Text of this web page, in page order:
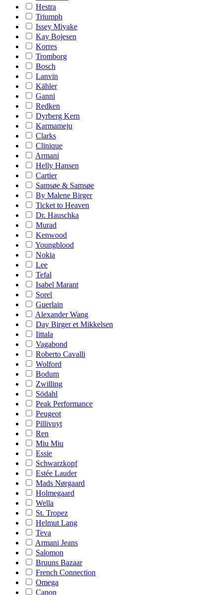
Hestra
Triumph
Issey Miyake
Kay Bojesen
Korres
Tromborg
Bosch
Lanvin
Kähler
Ganni
Redken
Dyrberg Kern
Karmameju
Clarks
Clinique
Armani
Helly Hansen
Cartier
Samsøe & Samsøe
By Malene Birger
Ticket to Heaven
Dr. Hauschka
Murad
Kenwood
Youngblood
Nokia
Lee
Tefal
Isabel Marant
Sorel
Guerlain
Alexander Wang
Day Birger et Mikkelsen
Iittala
Vagabond
Roberto Cavalli
Wolford
Bodum
Zwilling
Södahl
Peak Performance
Peugeot
Pillivuyt
Ren
Miu Miu
Essie
Schwarzkopf
Estée Lauder
Mads Nørgaard
Holmegaard
Wella
St. Tropez
Helmut Lang
Teva
Armani Jeans
Salomon
Bruuns Bazaar
French Connection
Omega
Canon